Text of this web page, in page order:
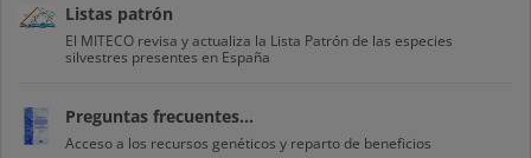
Listas patrón
El MITECO revisa y actualiza la Lista Patrón de las especies
silvestres presentes en España
Preguntas frecuentes...
Acceso a los recursos genéticos y reparto de beneficios